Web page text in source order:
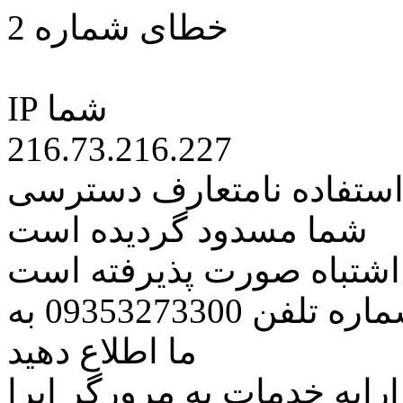
خطای شماره 2
IP شما
216.73.216.227
نامتعارف دسترسی
شما مسدود گردیده است
اشتباه صورت پذیرفته است
مراتب این مسئله را از طریق شماره تلفن 09353273300 به
ما اطلاع دهید
خدمات به مرورگر اپرا